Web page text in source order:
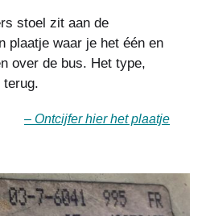
stoel zit aan de
plaatje waar je het één en
over de bus. Het type,
terug.
– Ontcijfer hier het plaatje